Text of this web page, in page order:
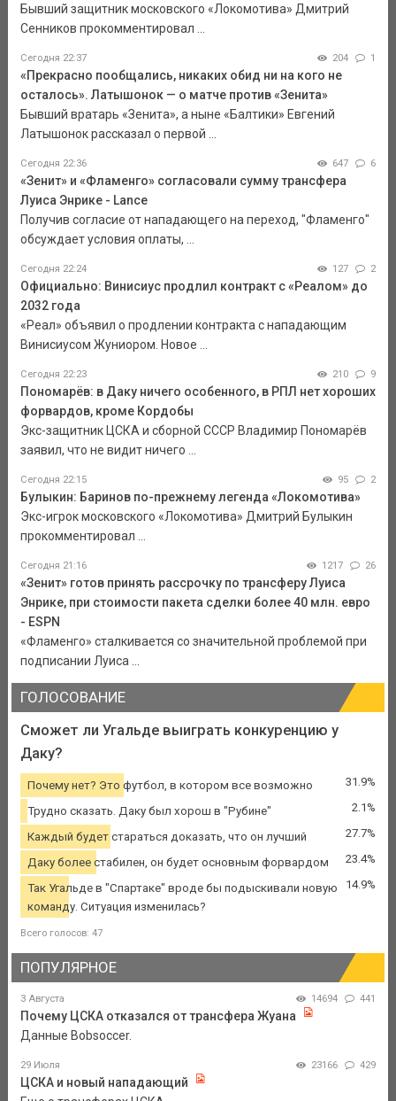
Бывший защитник московского «Локомотива» Дмитрий
Сенников прокомментировал ...
Сегодня 22:37 204 1
«Прекрасно пообщались, никаких обид ни на кого не
осталось». Латышонок — о матче против «Зенита»
Бывший вратарь «Зенита», а ныне «Балтики» Евгений
Латышонок рассказал о первой ...
Сегодня 22:36 647 6
«Зенит» и «Фламенго» согласовали сумму трансфера
Луиса Энрике - Lance
Получив согласие от нападающего на переход, "Фламенго"
обсуждает условия оплаты, ...
Сегодня 22:24 127 2
Официально: Винисиус продлил контракт с «Реалом» до
2032 года
«Реал» объявил о продлении контракта с нападающим
Винисиусом Жуниором. Новое ...
Сегодня 22:23 210 9
Пономарёв: в Даку ничего особенного, в РПЛ нет хороших
форвардов, кроме Кордобы
Экс-защитник ЦСКА и сборной СССР Владимир Пономарёв
заявил, что не видит ничего ...
Сегодня 22:15 95 2
Булыкин: Баринов по-прежнему легенда «Локомотива»
Экс-игрок московского «Локомотива» Дмитрий Булыкин
прокомментировал ...
Сегодня 21:16 1217 26
«Зенит» готов принять рассрочку по трансферу Луиса
Энрике, при стоимости пакета сделки более 40 млн. евро
- ESPN
«Фламенго» сталкивается со значительной проблемой при
подписании Луиса ...
ГОЛОСОВАНИЕ
Сможет ли Угальде выиграть конкуренцию у
Даку?
Почему нет? Это футбол, в котором все возможно 31.9%
Трудно сказать. Даку был хорош в "Рубине" 2.1%
Каждый будет стараться доказать, что он лучший 27.7%
Даку более стабилен, он будет основным форвардом 23.4%
Так Угальде в "Спартаке" вроде бы подыскивали новую
команду. Ситуация изменилась?
14.9%
Всего голосов: 47
ПОПУЛЯРНОЕ
3 Августа 14694 441
Почему ЦСКА отказался от трансфера Жуана
Данные Bobsoccer.
29 Июля 23166 429
ЦСКА и новый нападающий